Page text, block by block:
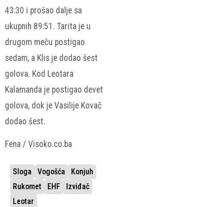
43:30 i prošao dalje sa
ukupnih 89:51. Tarita je u
drugom meču postigao
sedam, a Klis je dodao šest
golova. Kod Leotara
Kalamanda je postigao devet
golova, dok je Vasilije Kovač
dodao šest.
Fena / Visoko.co.ba
Sloga Vogošća
Konjuh
Rukomet
EHF
Izviđač
Leotar